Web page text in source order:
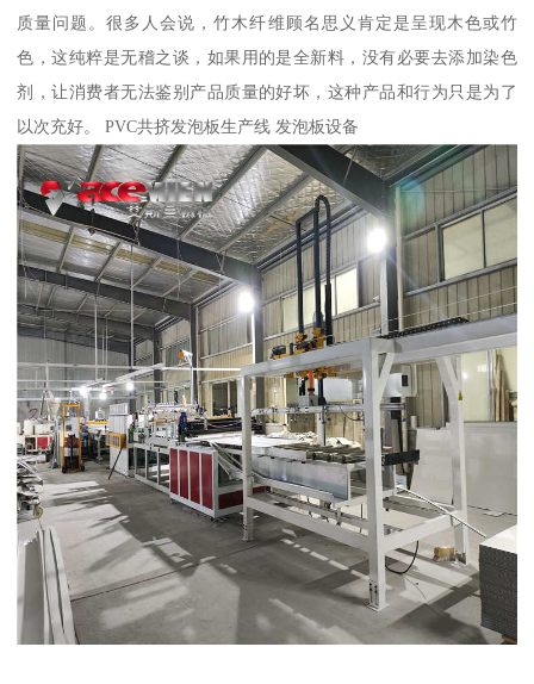
质量问题。很多人会说，竹木纤维顾名思义肯定是呈现木色或竹
色，这纯粹是无稽之谈，如果用的是全新料，没有必要去添加染色
剂，让消费者无法鉴别产品质量的好坏，这种产品和行为只是为了
以次充好。 PVC共挤发泡板生产线 发泡板设备